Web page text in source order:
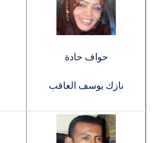
حواف حادة
نازك يوسف العاقب